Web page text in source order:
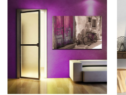
ma
wiele
wariantów.
Opcje
można
wybrać
stronie
produktu